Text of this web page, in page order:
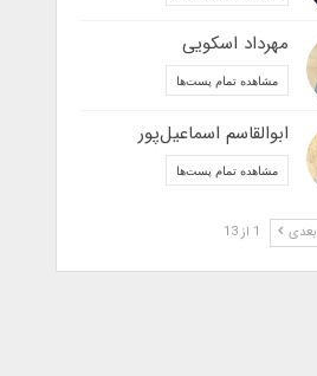
مهرداد اسکویی
مشاهده تمام پست‌ها
ابوالقاسم اسماعیل‌پور
مشاهده تمام پست‌ها
بعدی 1 از 13